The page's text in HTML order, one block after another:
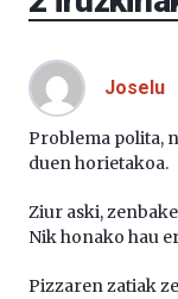
Joselu
Problema polita,
duen horietakoa.
Ziur aski,
Nik honako hau
Pizzaren zatiak